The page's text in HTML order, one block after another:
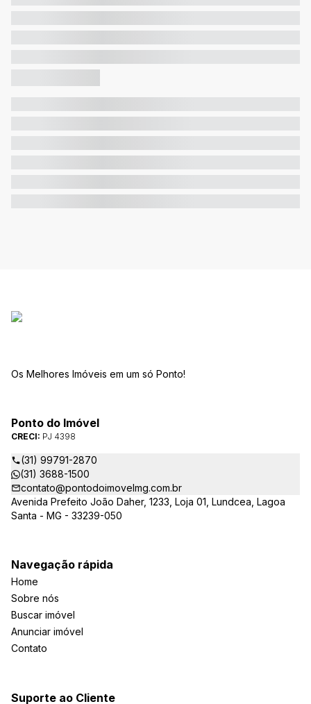
Os Melhores Imóveis em um só Ponto!
Ponto do Imóvel
CRECI: PJ 4398
(31) 99791-2870
(31) 3688-1500
contato@pontodoimovelmg.com.br
Avenida Prefeito João Daher, 1233, Loja 01, Lundcea, Lagoa
Santa - MG - 33239-050
Navegação rápida
Home
Sobre nós
Buscar imóvel
Anunciar imóvel
Contato
Suporte ao Cliente